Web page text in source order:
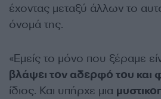
έχοντας μεταξύ άλλων το
όνομά της.
«Εμείς το μόνο που ξέραμε
βλάψει τον αδερφό του και
ίδιος. Και υπήρχε μια